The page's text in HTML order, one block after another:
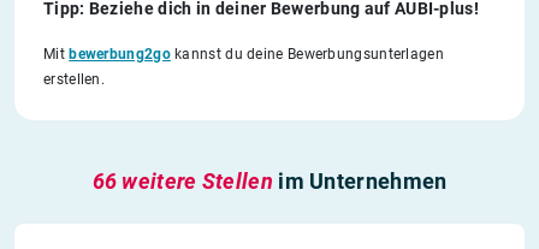
Tipp: Beziehe dich in deiner Bewerbung auf AUBI-plus!
Mitbewerbung2gokannst du deine Bewerbungsunterlagen
erstellen.
66 weitere Stellen im Unternehmen